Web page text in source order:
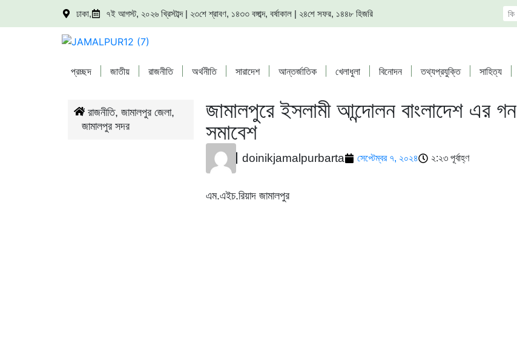
ঢাকা, ৭ই আগস্ট, ২০২৬ খ্রিস্টাব্দ | ২৩শে শ্রাবণ, ১৪৩৩ বঙ্গাব্দ, বর্ষাকাল | ২৪শে সফর, ১৪৪৮ হিজরি
প্রচ্ছদ জাতীয় রাজনীতি অর্থনীতি সারাদেশ আন্তর্জাতিক খেলাধুলা বিনোদন তথ্যপ্রযুক্তি সাহিত্য
/রাজনীতি,জামালপুর জেলা,
জামালপুর সদর
জামালপুরে ইসলামী আন্দোলন বাংলাদেশ এর গন
সমাবেশ
doinikjamalpurbarta সেপ্টেম্বর ৭, ২০২৪ ২:২৩ পূর্বাহ্ণ
এম.এইচ.রিয়াদ জামালপুর